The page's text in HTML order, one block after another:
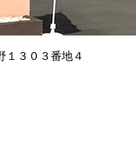
１３０３番地４